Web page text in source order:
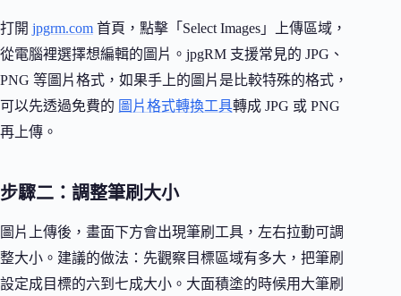
打開 jpgrm.com 首頁，點擊「Select Images」上傳區域，
從電腦裡選擇想編輯的圖片。jpgRM 支援常見的 JPG、
PNG 等圖片格式，如果手上的圖片是比較特殊的格式，
可以先透過免費的 圖片格式轉換工具轉成 JPG 或 PNG
再上傳。
步驟二：調整筆刷大小
圖片上傳後，畫面下方會出現筆刷工具，左右拉動可調
整大小。建議的做法：先觀察目標區域有多大，把筆刷
設定成目標的六到七成大小。大面積塗的時候用大筆刷